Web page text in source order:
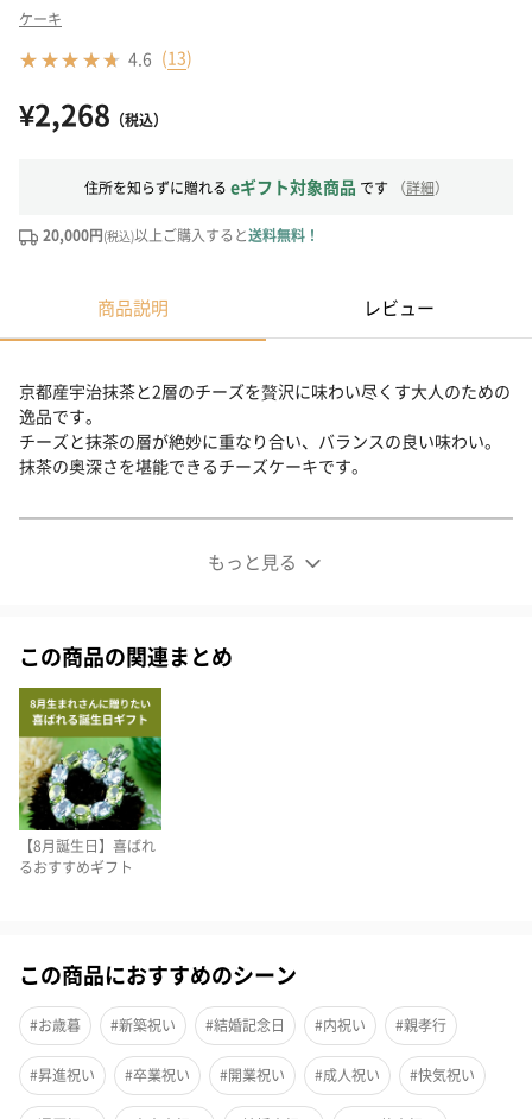
ケーキ
4.6 (13)
¥2,268 （税込）
住所を知らずに贈れる eギフト対象商品 です （詳細）
20,000円(税込)以上ご購入すると送料無料！
商品説明 レビュー
もっと見る
京都産宇治抹茶と2層のチーズを贅沢に味わい尽くす大人のための
逸品です。
チーズと抹茶の層が絶妙に重なり合い、バランスの良い味わい。
抹茶の奥深さを堪能できるチーズケーキです。
宇治抹茶の香りを最大限に活かすため、数種類のクリームチーズ
をブレンドしています。
世界に1つだけのフルオーダーのクリームチーズを使用した「宇治
抹茶生チーズケーキ ジェミニ」はベイクドチーズとチーズムー
スの表面に抹茶のナパージュをかけ、濃い抹茶の苦みを感じられ
この商品の関連まとめ
【8月誕生日】喜ばれ
るおすすめギフト
この商品におすすめのシーン
#お歳暮 #新築祝い #結婚記念日 #内祝い #親孝行
#昇進祝い #卒業祝い #開業祝い #成人祝い #快気祝い